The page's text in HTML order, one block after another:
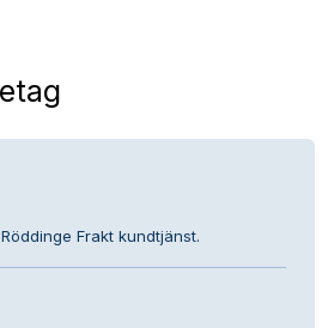
Frakt kundtjänst.